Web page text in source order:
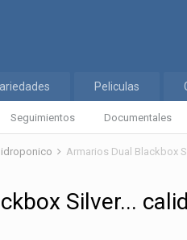
Seguimientos Documentales
Peliculas
Armarios Dual Blackbox
Silver...